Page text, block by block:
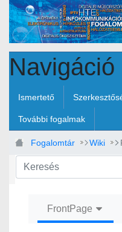
Ugrás a fő tartalomhoz
Navigáció
Ismertető
További fogalmak
Fogalomtár Wiki
FrontPage